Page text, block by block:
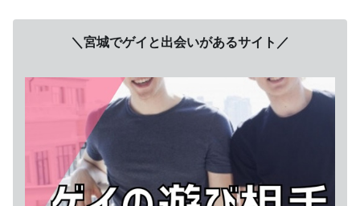
＼宮城でゲイと出会いがあるサイト／